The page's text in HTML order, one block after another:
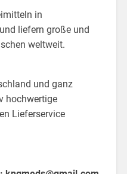
in
liefern große und
weltweit.
und ganz
hochwertige
Lieferservice